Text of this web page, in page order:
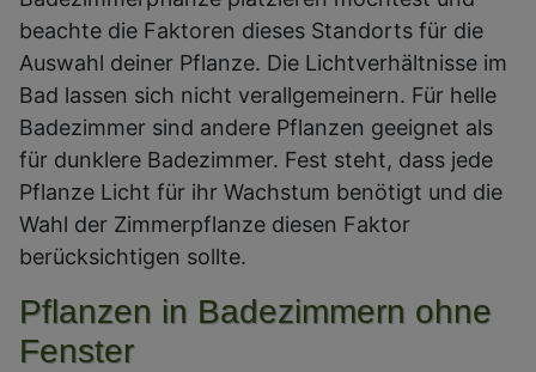
beachte die Faktoren dieses Standorts für die
Auswahl deiner Pflanze. Die Lichtverhältnisse im
Bad lassen sich nicht verallgemeinern. Für helle
Badezimmer sind andere Pflanzen geeignet als
für dunklere Badezimmer. Fest steht, dass jede
Pflanze Licht für ihr Wachstum benötigt und die
Wahl der Zimmerpflanze diesen Faktor
berücksichtigen sollte.
Pflanzen in Badezimmern ohne
Fenster